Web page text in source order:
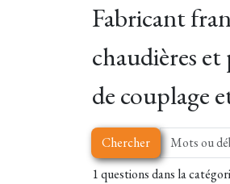
Fabricant
chaudières
de couplage
Chercher
1 questions dans la